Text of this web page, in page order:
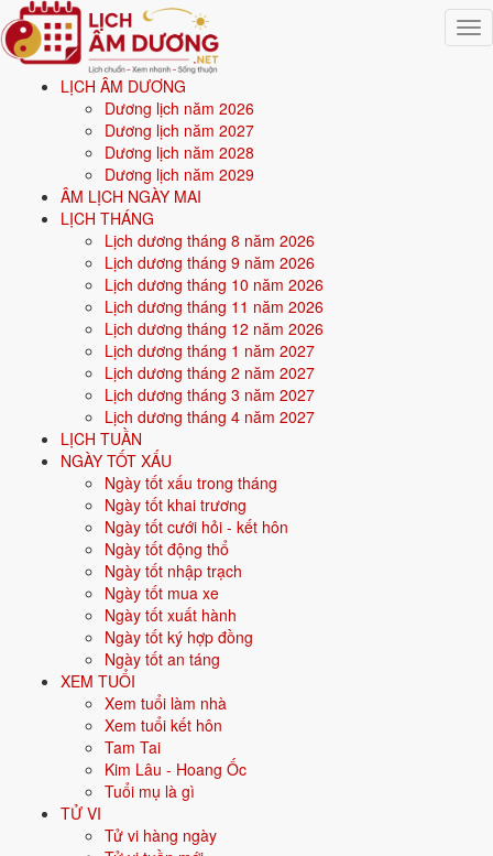
LỊCH ÂM DƯƠNG
Dương lịch năm 2026
Dương lịch năm 2027
Dương lịch năm 2028
Dương lịch năm 2029
ÂM LỊCH NGÀY MAI
LỊCH THÁNG
Lịch dương tháng 8 năm 2026
Lịch dương tháng 9 năm 2026
Lịch dương tháng 10 năm 2026
Lịch dương tháng 11 năm 2026
Lịch dương tháng 12 năm 2026
Lịch dương tháng 1 năm 2027
Lịch dương tháng 2 năm 2027
Lịch dương tháng 3 năm 2027
Lịch dương tháng 4 năm 2027
LỊCH TUẦN
NGÀY TỐT XẤU
Ngày tốt xấu trong tháng
Ngày tốt khai trương
Ngày tốt cưới hỏi - kết hôn
Ngày tốt động thổ
Ngày tốt nhập trạch
Ngày tốt mua xe
Ngày tốt xuất hành
Ngày tốt ký hợp đồng
Ngày tốt an táng
XEM TUỔI
Xem tuổi làm nhà
Xem tuổi kết hôn
Tam Tai
Kim Lâu - Hoang Ốc
Tuổi mụ là gì
TỬ VI
Tử vi hàng ngày
Trang chủ
Mệnh ngũ hành
Sinh năm 2027
Sinh năm2027mệnh gì? Đinh Mùi Thiên Hà Thủy -
mệnh Thủy
Người sinh năm2027là tuổiĐinh Mùi(con Dê), nạp âm
-Nước trên trời, mệnh Thủy. Năm2026
dương).
Sinh năm2027(Đinh Mùi, con Dê) thuộc mệnh
Hà Thủy.
Màu hợp:Đen, Xanh dương, Xanh nước biển.
Vận khí khi sinh:Vận 9 Cửu Tử Hỏa (2024-2043) - Danh vọng, công
2026: 0 tuổi mụ, năm Bính Ngọ - Lục hợp.
Sinh năm 2027 là tuổi gì, mệnh gì?
Người sinh năm2027là tuổiĐinh Mùi
, mệnhThủy. Màu hợp gồm Đen, Xanh dương, Xanh nước biển;
hướng hợp là Bắc. Bảng dưới đây tóm tắt 10 chỉ số cốt lõi:
Năm sinh dương
Can chi